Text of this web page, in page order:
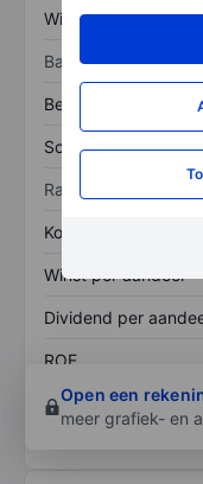
Winst
Balans
Bezittingen
Schulden
Ratio's
Koers/omzetratio
Winst per aandeel
Dividend per
ROE
Open een
meer grafiek- en